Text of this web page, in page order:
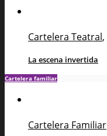
Cartelera Teatral,
La escena invertida
Cartelera familiar
Cartelera Familiar